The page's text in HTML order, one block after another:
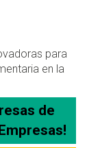
para
en la
de